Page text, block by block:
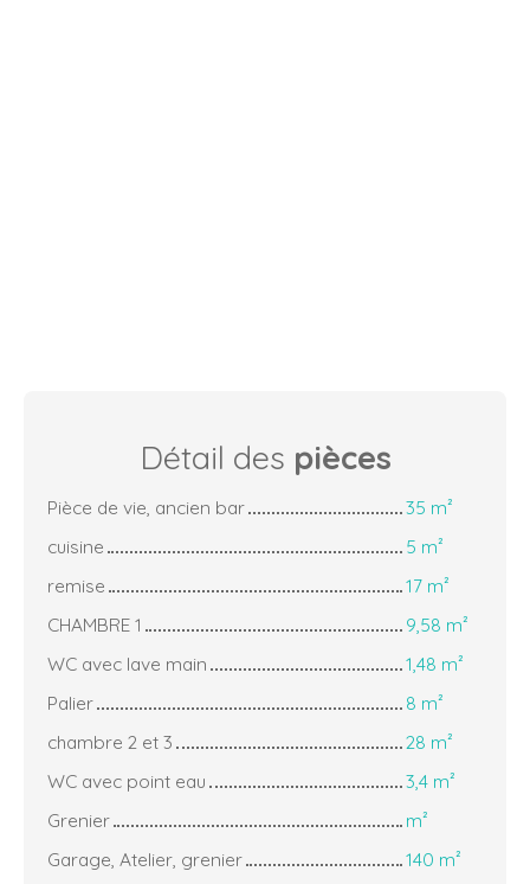
Détail des pièces
Pièce de vie, ancien bar
35 m²
cuisine
5 m²
remise
17 m²
CHAMBRE 1
9,58 m²
WC avec lave main
1,48 m²
Palier
8 m²
chambre 2 et 3
28 m²
WC avec point eau
3,4 m²
Grenier
m²
Garage, Atelier, grenier
140 m²